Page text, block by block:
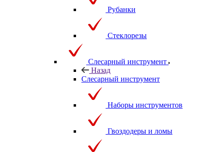
Рубанки
Стеклорезы
Слесарный инструмент
Назад
Слесарный инструмент
Наборы инструментов
Гвоздодеры и ломы